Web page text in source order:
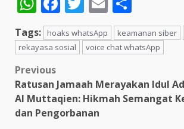
Tags: hoaks whatsApp keamanan siber
rekayasa sosial
voice chat whatsApp
Post
navigation
Previous
Ratusan Jamaah Merayakan Idul
Al Muttaqien: Hikmah Semangat
dan Pengorbanan